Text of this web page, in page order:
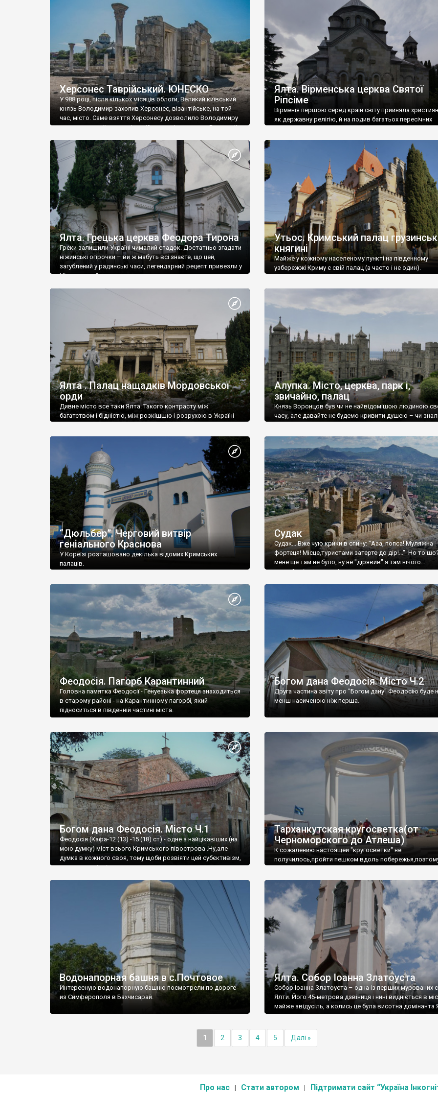
візантійської доби. Раритети викрадені з фондів об’єкту
культурної спадщини ЮНЕСКО «Херсонеса Таврійського».
Офіційно – на виставку «Золото Візантії», але експерти та
влада в Україні вважають це лише […]
називаються «повстяками» (postaki)…” “Вино. Крим
виробляє відмінне вино і його вдосталь: воно все
легке біле і дуже […]
Херсонес Таврійський. ЮНЕСКО
У 988 році, після кількох місяців облоги, Великий київський
князь Володимир захопив Херсонес, візантійське, на той
час, місто. Саме взяття Херсонесу дозволило Володимиру
диктувати свої умови візантійському імператору Василю ІІ,
Херсонесі Володимир-язичник, став Василем-
християнином. А потім було Хрещення Русі. На честь
Херсонесу Таврійського названо місто […]
Ялта. Вірменська церква Святої
Ріпсіме
Вірменія першою серед країн світу прийняла
як державну релігію, й на подив багатьох пересічних
Ялта. Грецька церква Феодора Тирона
Греки залишили Україні чималий спадок. Достатньо згадати
ніжинські огірочки – ви ж мабуть всі знаєте, що цей,
загублений у радянські часи, легендарний рецепт привезли у
Ніжин греки?
Утьос. Кримський палац
княгині
Майже у кожному населеному пункті на південному
узбережжі Криму є свій палац (а часто і не один).
Ялта . Палац нащадків Мордовської
орди
Дивне місто все таки Ялта. Такого контрасту між
багатством і бідністю, між розкішшю і розрухою в Україні
Алупка. Місто, церква, парк і,
звичайно, палац
Князь Воронцов був чи не найвідомішою людиною
часу, але давайте не будемо кривити душею – чи
“Дюльбер”. Черговий витвір
геніального Краснова
У Кореїзі розташовано декілька відомих Кримських
палаців.
Судак
Судак... Вже чую крики в спину: "Ааа, попса! Муляжна
фортеця! Місце,туристами затерте до дір!..." Но то
мене ще там не було, ну не "дірявив" я там нічого...
принаймні до цього літа.
Феодосія. Пагорб Карантинний
Головна памятка Феодосії - Генуезька фортеця знаходиться
в старому районі - на Карантинному пагорбі, який
підноситься в південній частині міста.
Богом дана Феодосія. Місто Ч.2
Друга частина звіту про "Богом дану" Феодосію буде
менш насиченою ніж перша.
Богом дана Феодосія. Місто Ч.1
Феодосія (Кафа-12 (13) -15 (18) ст) - одне з найцікавіших (на
мою думку) міст всього Кримського півострова .Ну,але
думка в кожного своя, тому щоби розвіяти цей субєктивізм,
запрошую відвідати це
Тарханкутская кругосветка(от
Черноморского до Атлеша)
К сожалению настоящей "кругосветки" не
получилось,пройти пешком вдоль
Водонапорная башня в с.Почтовое
Интересную водонапорную башню посмотрели по дороге
из Симферополя в Бахчисарай.
Ялта. Собор Іоанна Златоуста
Собор Іоанна Златоуста – одна із перших мурованих
Ялти. Його 45-метрова дзвіниця і нині видніється в
майже звідусіль, а колись це була висотна домінанта
1 2 3 4 5 Далі »
Про нас Стати автором Підтримати сайт “Україна